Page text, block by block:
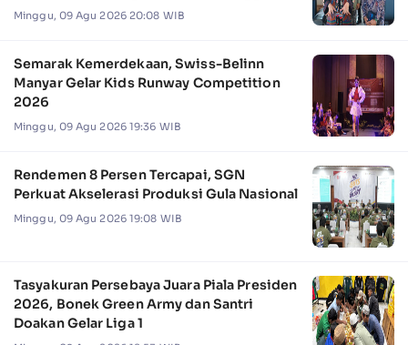
Keagamaan
Minggu, 09 Agu 2026 20:08 WIB
Semarak Kemerdekaan, Swiss-Belinn
Manyar Gelar Kids Runway Competition
2026
Minggu, 09 Agu 2026 19:36 WIB
Rendemen 8 Persen Tercapai, SGN
Perkuat Akselerasi Produksi Gula Nasional
Minggu, 09 Agu 2026 19:08 WIB
Tasyakuran Persebaya Juara Piala Presiden
2026, Bonek Green Army dan Santri
Doakan Gelar Liga 1